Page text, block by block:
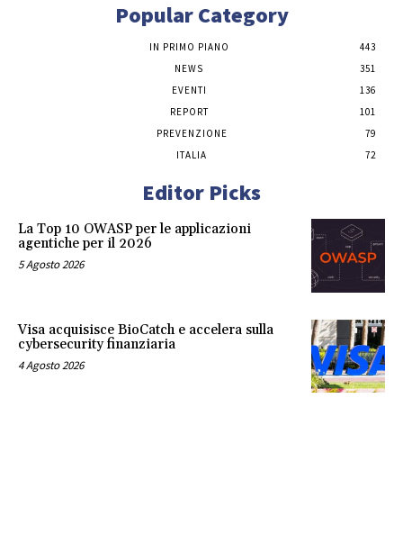
Popular Category
IN PRIMO PIANO
443
NEWS
351
EVENTI
136
REPORT
101
PREVENZIONE
79
ITALIA
72
Editor Picks
La Top 10 OWASP per le applicazioni
agentiche per il 2026
5 Agosto 2026
Visa acquisisce BioCatch e accelera sulla
cybersecurity finanziaria
4 Agosto 2026